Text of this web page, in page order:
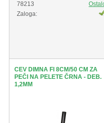
78213
Zaloga:
CEV DIMNA FI 8CM/50 CM ZA
PEČI NA PELETE ČRNA - DEB.
1,2MM